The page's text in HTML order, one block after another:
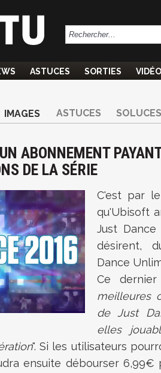
ASTUCES SORTIES
IMAGES ASTUCES SOLUCES
ABONNEMENT
DE LA SÉRIE
C'est par
qu'Ubisoft
Just
désirent,
Dance
Ce
meilleures
de Just
elles
". Si les utilisateurs
ensuite débourser 6,99€